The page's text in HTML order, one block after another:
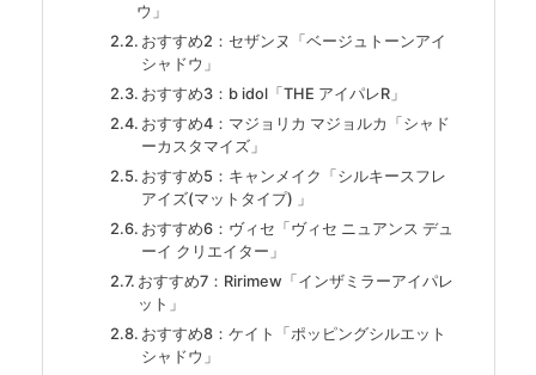
ウ」
おすすめ2：セザンヌ「ベージュトーンアイ
シャドウ」
おすすめ3：b idol「THE アイパレR」
おすすめ4：マジョリカ マジョルカ「シャド
ーカスタマイズ」
おすすめ5：キャンメイク「シルキースフレ
アイズ(マットタイプ) 」
おすすめ6：ヴィセ「ヴィセ ニュアンス デュ
ーイ クリエイター」
おすすめ7：Ririmew「インザミラーアイパレ
ット」
おすすめ8：ケイト「ポッピングシルエット
シャドウ」